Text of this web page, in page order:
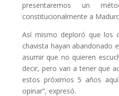
presentaremos un
constitucionalmente a
Así mismo deploró que los
chavista hayan abandonado
asumir que no quieren
decir, pero van a tener que
estos próximos 5 años
opinar”, expresó.